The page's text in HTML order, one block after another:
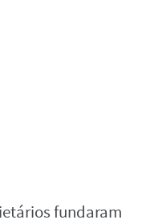
fundaram